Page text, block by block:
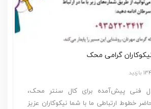
گرامی محک
بازدید
فنی پیش‌آمده برای کال سنتر محک،
خطوط ارتباطی ما با شما نیکوکاران عزیز